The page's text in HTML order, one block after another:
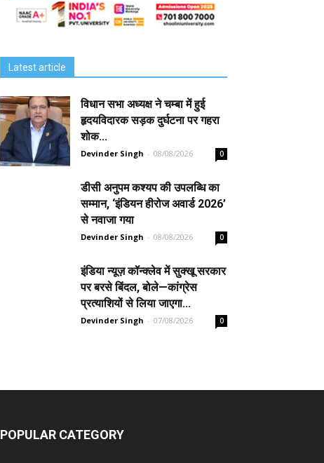
Latest article
विधान सभा अध्यक्ष ने चम्बा में हुई
हृदयविदारक सड़क दुर्घटना पर गहरा
शोक...
Devinder Singh - 08/08/2026 0
डीसी अनुपम कश्यप की उपलब्धि का
सम्मान, ‘इंडियन हीरोज अवार्ड 2026’
से नवाजा गया
Devinder Singh - 08/08/2026 0
इंडिया न्यूज़ कॉन्क्लेव में सुक्खू सरकार
पर बरसे बिंदल, बोले—कांग्रेस
प्रत्याशियों से लिया जाएगा...
Devinder Singh - 07/08/2026 0
POPULAR CATEGORY